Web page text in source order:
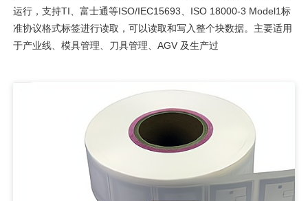
运行，支持TI、富士通等ISO/IEC15693、ISO 18000-3 Model1标
准协议格式标签进行读取，可以读取和写入整个块数据。主要适用
于产业线、模具管理、刀具管理、AGV 及生产过